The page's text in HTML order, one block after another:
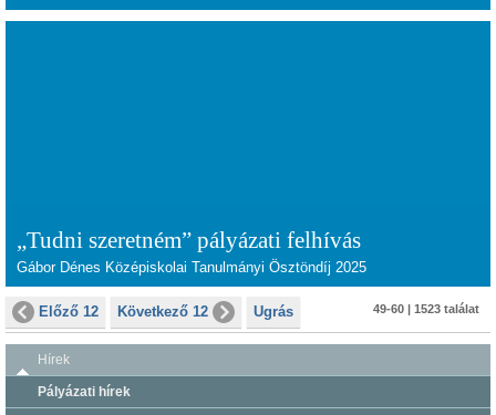
„Tudni szeretném” pályázati felhívás
Gábor Dénes Középiskolai Tanulmányi Ösztöndíj 2025
Előző 12 Következő 12 Ugrás 49-60 | 1523 találat
Hírek
Pályázati hírek